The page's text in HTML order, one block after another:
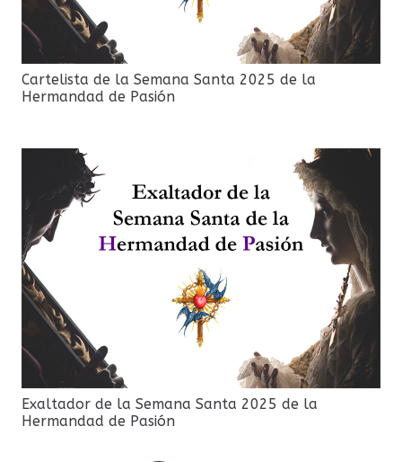
Cartelista de la Semana Santa 2025 de la
Hermandad de Pasión
Exaltador de la Semana Santa 2025 de la
Hermandad de Pasión